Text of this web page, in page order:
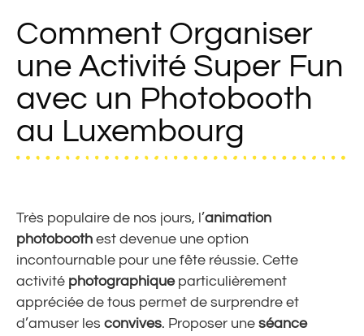
Comment Organiser
une Activité Super Fun
avec un Photobooth
au Luxembourg
Très populaire de nos jours, l’animation
photobooth est devenue une option
incontournable pour une fête réussie. Cette
activité photographiqueparticulièrement
appréciée de tous permet de surprendre et
d’amuser les convives. Proposer une séance